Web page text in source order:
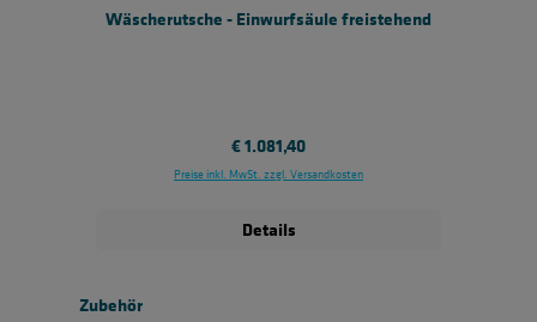
Wäscherutsche - Einwurfsäule freistehend
Regulärer Preis:
€ 1.081,40
Preise inkl. MwSt. zzgl. Versandkosten
Details
Produktgalerie überspringen
Zubehör